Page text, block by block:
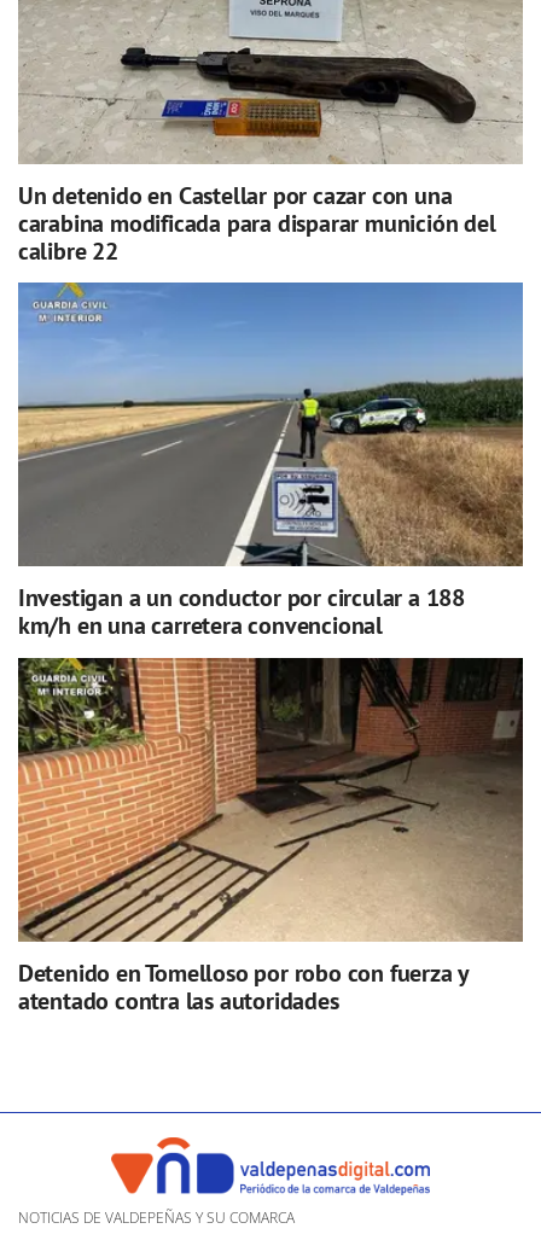
Un detenido en Castellar por cazar con una
carabina modificada para disparar munición del
calibre 22
Investigan a un conductor por circular a 188
km/h en una carretera convencional
Detenido en Tomelloso por robo con fuerza y
atentado contra las autoridades
NOTICIAS DE VALDEPEÑAS Y SU COMARCA